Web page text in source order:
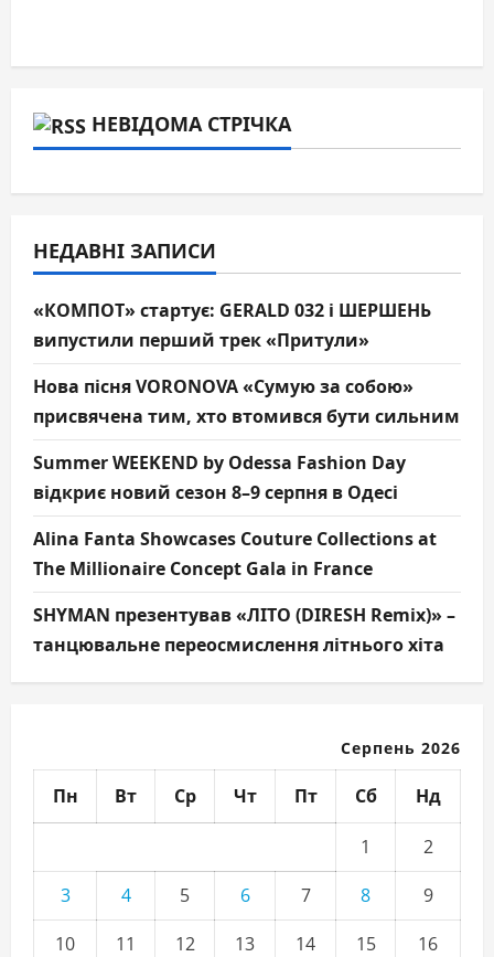
НЕВІДОМА СТРІЧКА
НЕДАВНІ ЗАПИСИ
«КОМПОТ» стартує: GERALD 032 і ШЕРШЕНЬ
випустили перший трек «Притули»
Нова пісня VORONOVA «Сумую за собою»
присвячена тим, хто втомився бути сильним
Summer WEEKEND by Odessa Fashion Day
відкриє новий сезон 8–9 серпня в Одесі
Alina Fanta Showcases Couture Collections at
The Millionaire Concept Gala in France
SHYMAN презентував «ЛІТО (DIRESH Remix)» –
танцювальне переосмислення літнього хіта
Серпень 2026
Пн Вт Ср Чт Пт Сб Нд
1
2
3
4 5 6 7 8
9
10
11 12 13 14 15
16